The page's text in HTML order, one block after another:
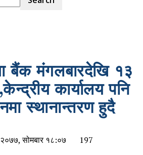
बैंक मंगलबारदेखि १३
कार्यालय पनि
स्थानान्तरण हुदै
सोमबार १८:०७ 197